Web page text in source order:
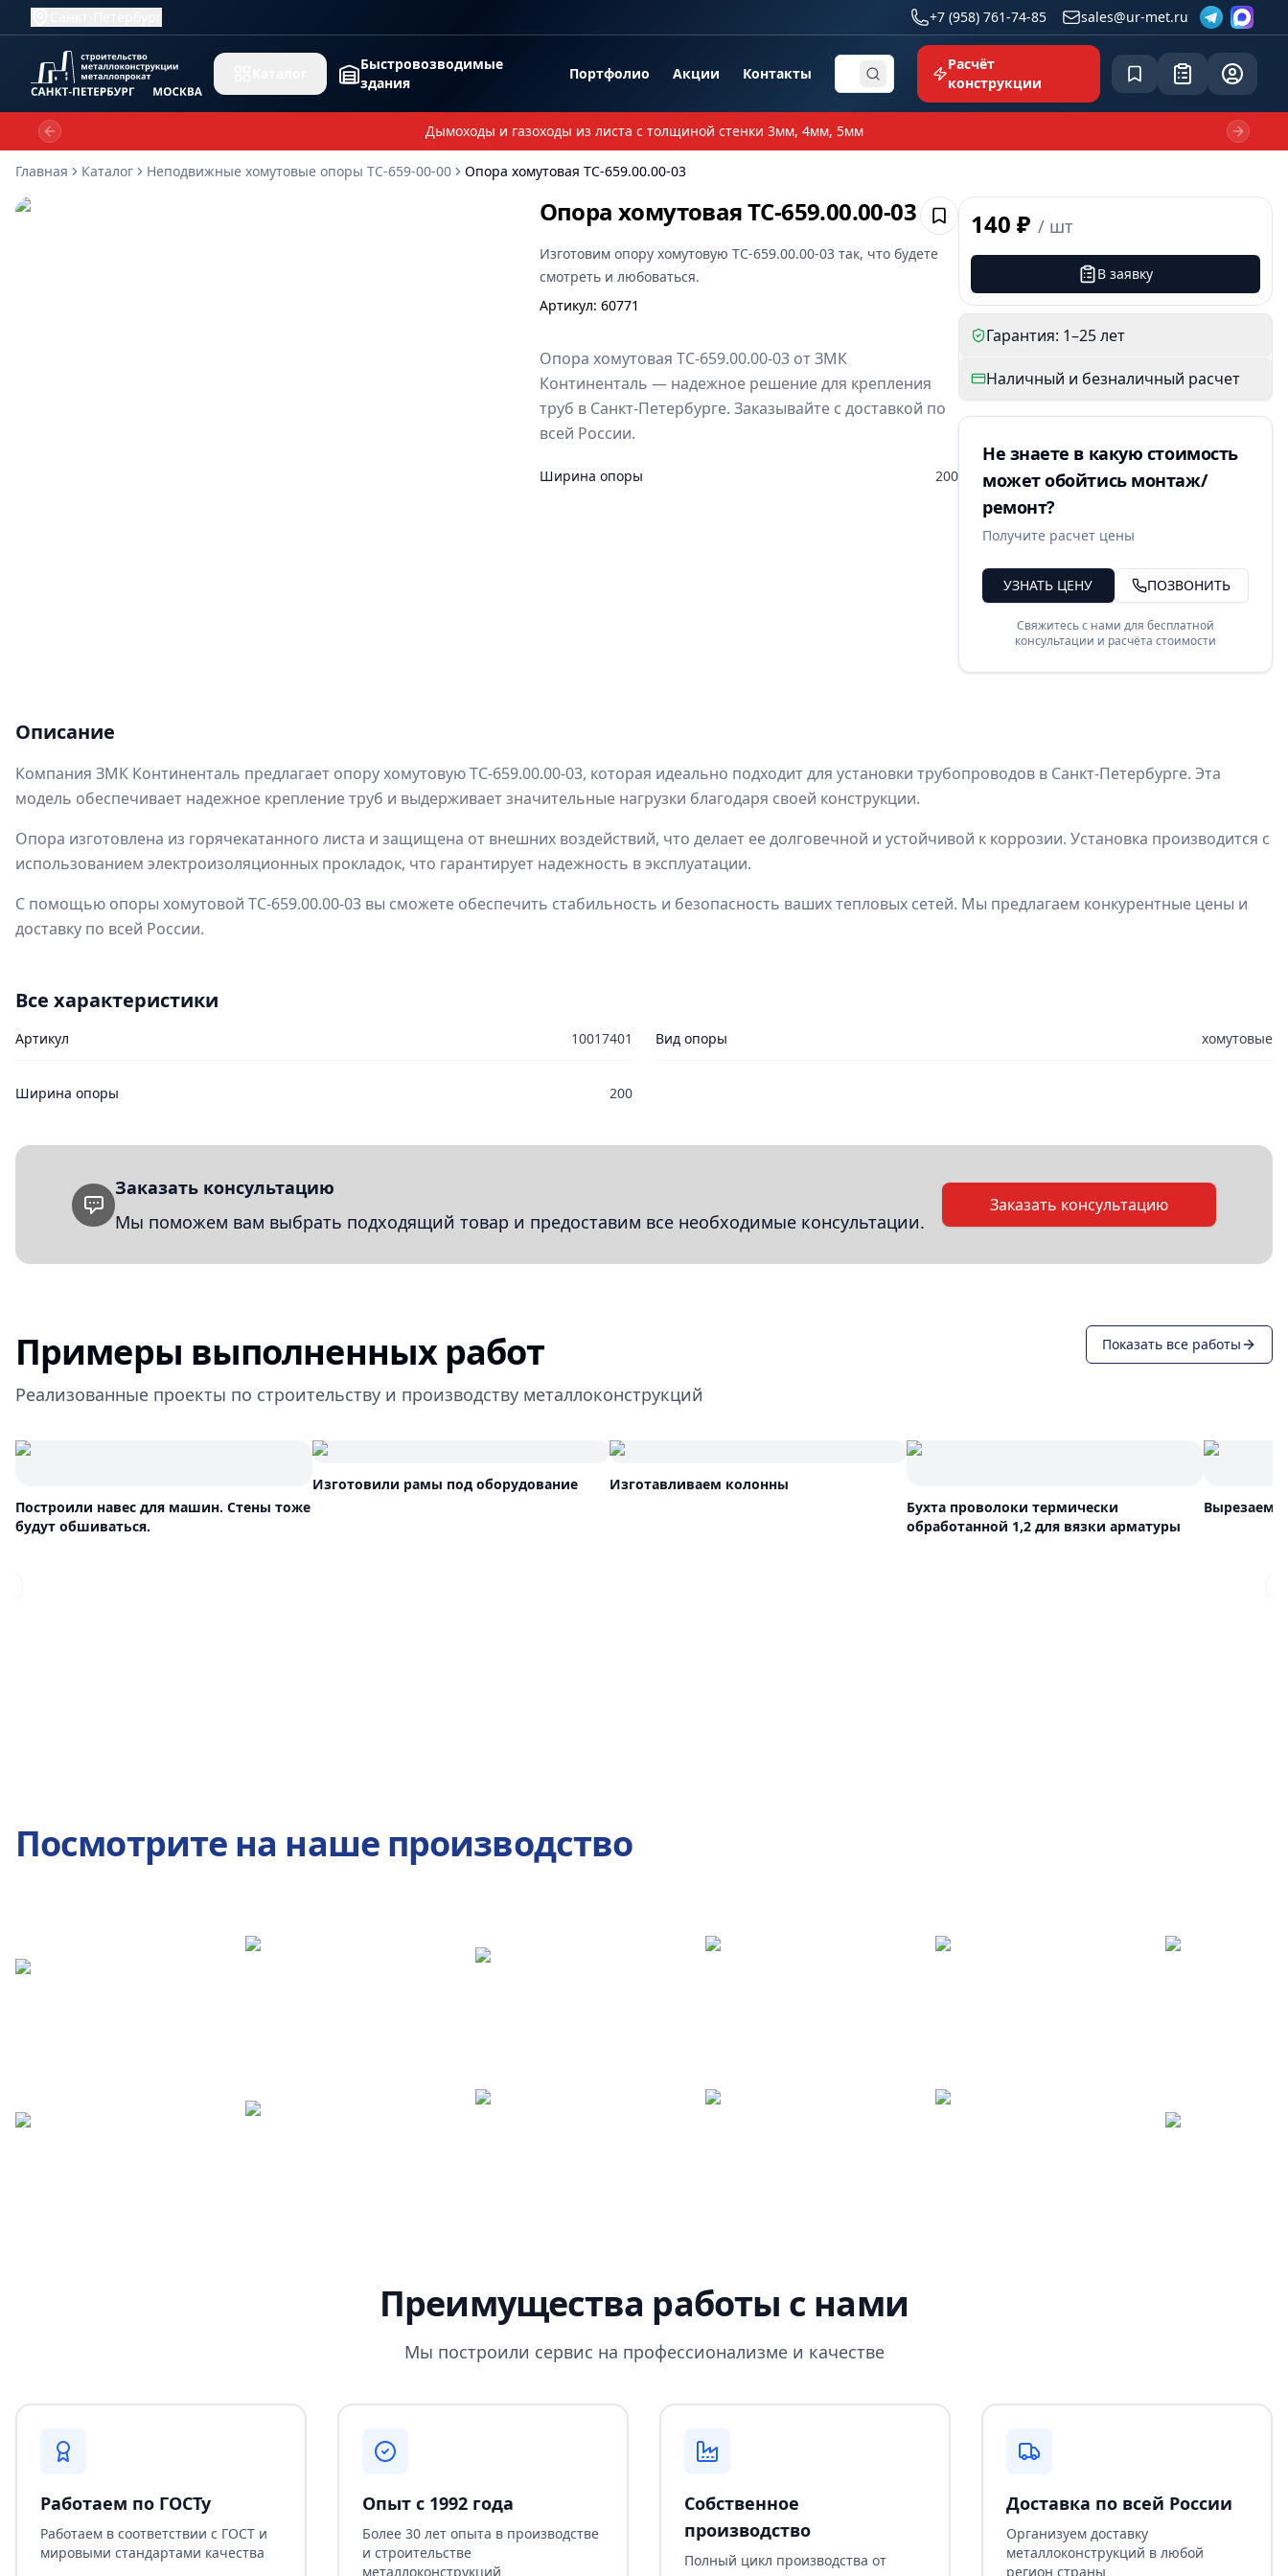
+7 (958) 761-74-85 sales@ur-met.ru
Быстровозводимые
здания
Портфолио Акции Контакты
Расчёт
конструкции
Сохранённое
Заявка
Дымоходы и газоходы из листа с толщиной стенки 3мм, 4мм, 5мм
Previous slide
Next
Главная
Каталог Неподвижные хомутовые опоры ТС-659-00-00 Опора хомутовая ТС-659.00.00-03
Опора хомутовая ТС-659.00.00-03 Сохранить
Изготовим опору хомутовую ТС-659.00.00-03так, что будете
смотреть и любоваться.
Артикул: 60771
Опора хомутовая ТС-659.00.00-03 от ЗМК
Континенталь — надежное решение для крепления
труб в Санкт-Петербурге. Заказывайте с доставкой по
всей России.
Ширина опоры 200
140 ₽ / шт
В заявку
Гарантия: 1–25 лет
Наличный и безналичный расчет
Не знаете в какую стоимость
может обойтись монтаж/
ремонт?
Получите расчет цены
УЗНАТЬ ЦЕНУ ПОЗВОНИТЬ
Свяжитесь с нами для бесплатной
консультации и расчёта стоимости
Описание
Компания ЗМК Континенталь предлагает опору хомутовую ТС-659.00.00-03, которая идеально подходит для установки трубопроводов в Санкт-Петербурге. Эта
модель обеспечивает надежное крепление труб и выдерживает значительные нагрузки благодаря своей конструкции.
Опора изготовлена из горячекатанного листа и защищена от внешних воздействий, что делает ее долговечной и устойчивой к коррозии. Установка производится с
использованием электроизоляционных прокладок, что гарантирует надежность в эксплуатации.
С помощью опоры хомутовой ТС-659.00.00-03 вы сможете обеспечить стабильность и безопасность ваших тепловых сетей. Мы предлагаем конкурентные цены и
доставку по всей России.
Все характеристики
Артикул 10017401 Вид опоры хомутовые
Ширина опоры 200
Заказать консультацию
Мы поможем вам выбрать подходящий товар и предоставим все необходимые консультации.
Заказать консультацию
Примеры выполненных работ
Реализованные проекты по строительству и производству металлоконструкций
Показать все работы
Построили навес для машин. Стены тоже
будут обшиваться.
Изготовили рамы под оборудование
Изготавливаем колонны
Бухта проволоки термически
обработанной 1,2 для вязки арматуры
Вырезаем
Посмотрите на наше производство
Преимущества работы с нами
Мы построили сервис на профессионализме и качестве
Работаем по ГОСТу
Работаем в соответствии с ГОСТ и
мировыми стандартами качества
Опыт с 1992 года
Более 30 лет опыта в производстве
и строительстве
металлоконструкций
Собственное
производство
Полный цикл производства от
Доставка по всей России
Организуем доставку
металлоконструкций в любой
регион страны